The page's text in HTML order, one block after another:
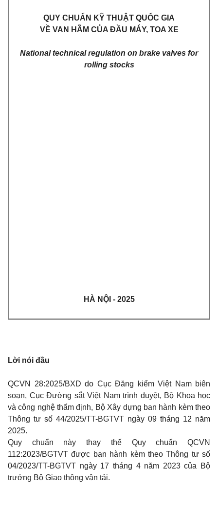
QUY CHUẨN KỸ THUẬT QUỐC GIA
VỀ VAN HÃM CỦA ĐẦU MÁY, TOA XE
National technical regulation on brake valves for
rolling stocks
HÀ NỘI - 2025
Lời nói đầu
QCVN 28:2025/BXD do Cục Đăng kiểm Việt Nam biên
soạn, Cục Đường sắt Việt Nam trình duyệt, Bộ Khoa học
và công nghệ thẩm định, Bộ Xây dựng ban hành kèm theo
Thông tư số 44/2025/TT-BGTVT ngày 09 tháng 12 năm
2025.
Quy chuẩn này thay thế Quy chuẩn QCVN
112:2023/BGTVT được ban hành kèm theo Thông tư số
04/2023/TT-BGTVT ngày 17 tháng 4 năm 2023 của Bộ
trưởng Bộ Giao thông vận tải.